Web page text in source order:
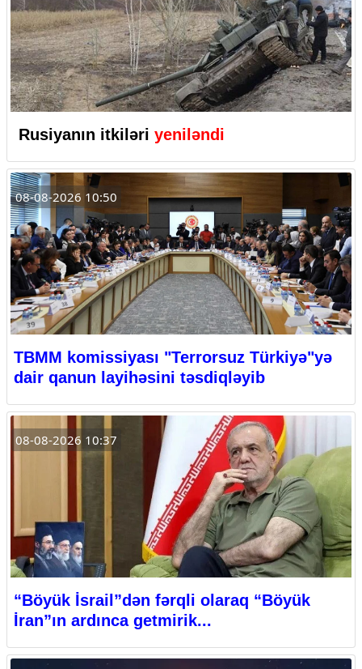
Rusiyanın itkiləri yeniləndi
08-08-2026 10:50
TBMM komissiyası "Terrorsuz Türkiyə"yə
dair qanun layihəsini təsdiqləyib
08-08-2026 10:37
“Böyük İsrail”dən fərqli olaraq “Böyük
İran”ın ardınca getmirik...